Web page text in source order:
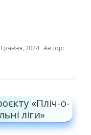
2024 Автор:
«Пліч-о-
ліги»